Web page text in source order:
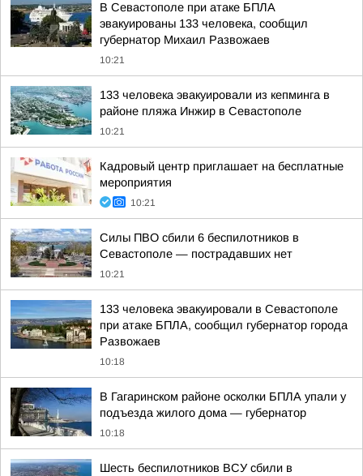
В Севастополе при атаке БПЛА
эвакуированы 133 человека, сообщил
губернатор Михаил Развожаев
10:21
133 человека эвакуировали из кепминга в
районе пляжа Инжир в Севастополе
10:21
Кадровый центр приглашает на бесплатные
мероприятия
10:21
Силы ПВО сбили 6 беспилотников в
Севастополе — пострадавших нет
10:21
133 человека эвакуировали в Севастополе
при атаке БПЛА, сообщил губернатор города
Развожаев
10:18
В Гагаринском районе осколки БПЛА упали у
подъезда жилого дома — губернатор
10:18
Шесть беспилотников ВСУ сбили в